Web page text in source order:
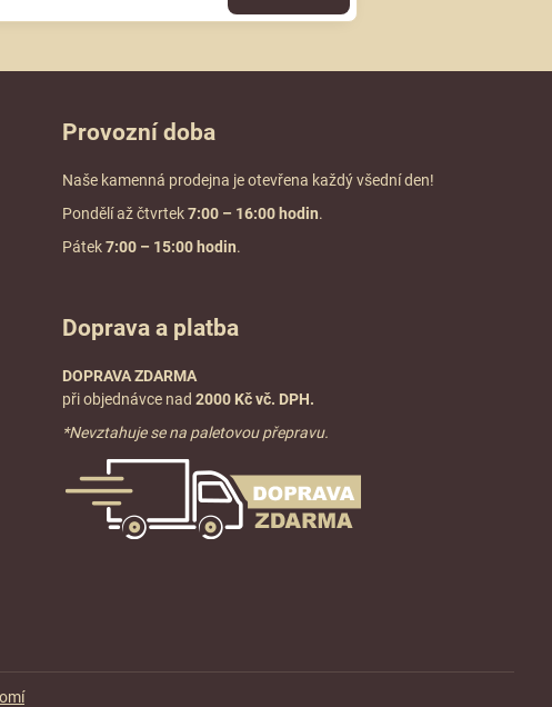
Provozní doba
Naše kamenná prodejna je otevřena každý všední den!
Pondělí až čtvrtek7:00 – 16:00 hodin.
Pátek7:00 – 15:00 hodin.
Doprava a platba
DOPRAVA ZDARMA
při objednávce nad 2000 Kč vč. DPH.
*Nevztahuje se na paletovou přepravu.